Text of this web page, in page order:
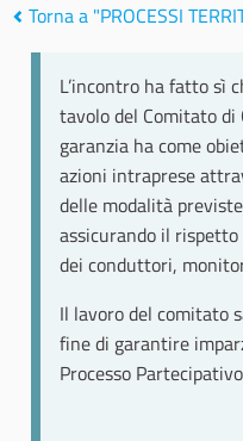
Torna a "PROCESSI
L’incontro ha fatto sì
tavolo del Comitato di
garanzia ha come
azioni intraprese
delle modalità
assicurando il
dei conduttori,
Il lavoro del comitato
fine di garantire
Processo